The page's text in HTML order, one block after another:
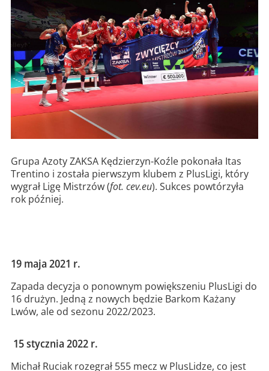
Grupa Azoty ZAKSA Kędzierzyn-Koźle pokonała Itas
Trentino i została pierwszym klubem z PlusLigi, który
wygrał Ligę Mistrzów (fot. cev.eu). Sukces powtórzyła
rok później.
19 maja 2021 r.
Zapada decyzja o ponownym powiększeniu PlusLigi do
16 drużyn. Jedną z nowych będzie Barkom Każany
Lwów, ale od sezonu 2022/2023.
15 stycznia 2022 r.
Michał Ruciak rozegrał 555 mecz w PlusLidze, co jest